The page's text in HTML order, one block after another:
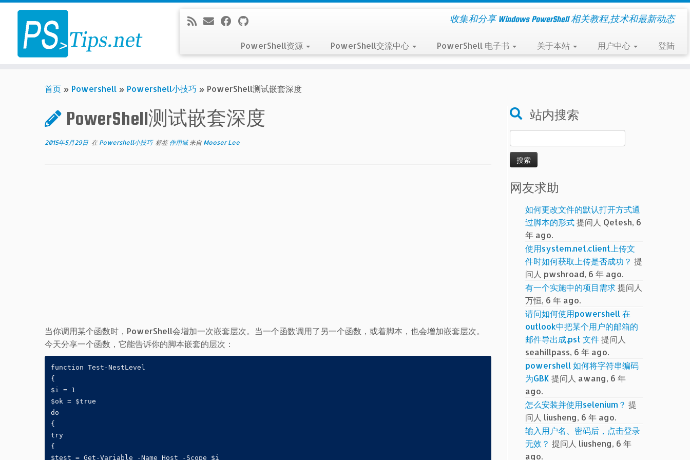
Skip
content
收集和分享 Windows PowerShell 相关教程,技术和最新动态
PowerShell资源 PowerShell交流中心 PowerShell 电子书 关于本站 用户中心 登陆
首页 » Powershell » Powershell小技巧 » PowerShell测试嵌套深度
PowerShell测试嵌套深度
2015年5月29日 在 Powershell小技巧 标签作用域来自 Mooser Lee
当你调用某个函数时，PowerShell会增加一次嵌套层次。当一个函数调用了另一个函数，或着脚本，也会增加嵌套层次。
今天分享一个函数，它能告诉你的脚本嵌套的层次：
function Test-NestLevel
{
$i = 1
$ok = $true
do
{
try
{
$test = Get-Variable -Name Host -Scope $i
站内搜索
索：
网友求助
如何更改文件的默认打开方式通
过脚本的形式提问人 Qetesh, 6
年 ago.
使用system.net.client上传文
件时如何获取上传是否成功？ 提
问人 pwshroad, 6 年 ago.
有一个实施中的项目需求提问人
万恒, 6 年 ago.
请问如何使用powershell 在
outlook中把某个用户的邮箱的
邮件导出成.pst 文件提问人
seahillpass, 6 年 ago.
powershell 如何将字符串编码
为GBK 提问人 awang, 6 年
ago.
怎么安装并使用selenium？ 提
问人 liusheng, 6 年 ago.
输入用户名、密码后，点击登录
无效？ 提问人 liusheng, 6 年
ago.